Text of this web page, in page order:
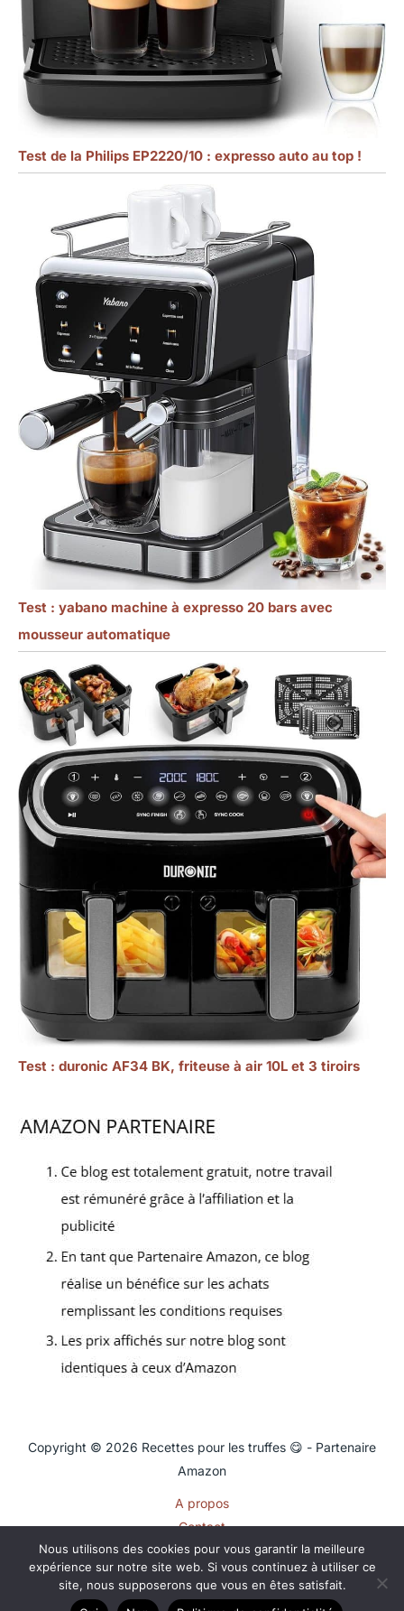
Test de la Philips EP2220/10 : expresso auto au top !
Test : yabano machine à expresso 20 bars avec
mousseur automatique
Test : duronic AF34 BK, friteuse à air 10L et 3 tiroirs
Copyright © 2026 Recettes pour les truffes 😋 - Partenaire
Amazon
A propos
Contact
Plan du site
Mentions légales
Politique de confidentialité
Nous utilisons des cookies pour vous garantir la meilleure
expérience sur notre site web. Si vous continuez à utiliser ce
site, nous supposerons que vous en êtes satisfait.